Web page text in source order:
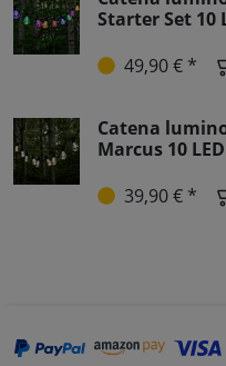
Starter Set 10
49,90 € *
Catena
Marcus 10
39,90 € *